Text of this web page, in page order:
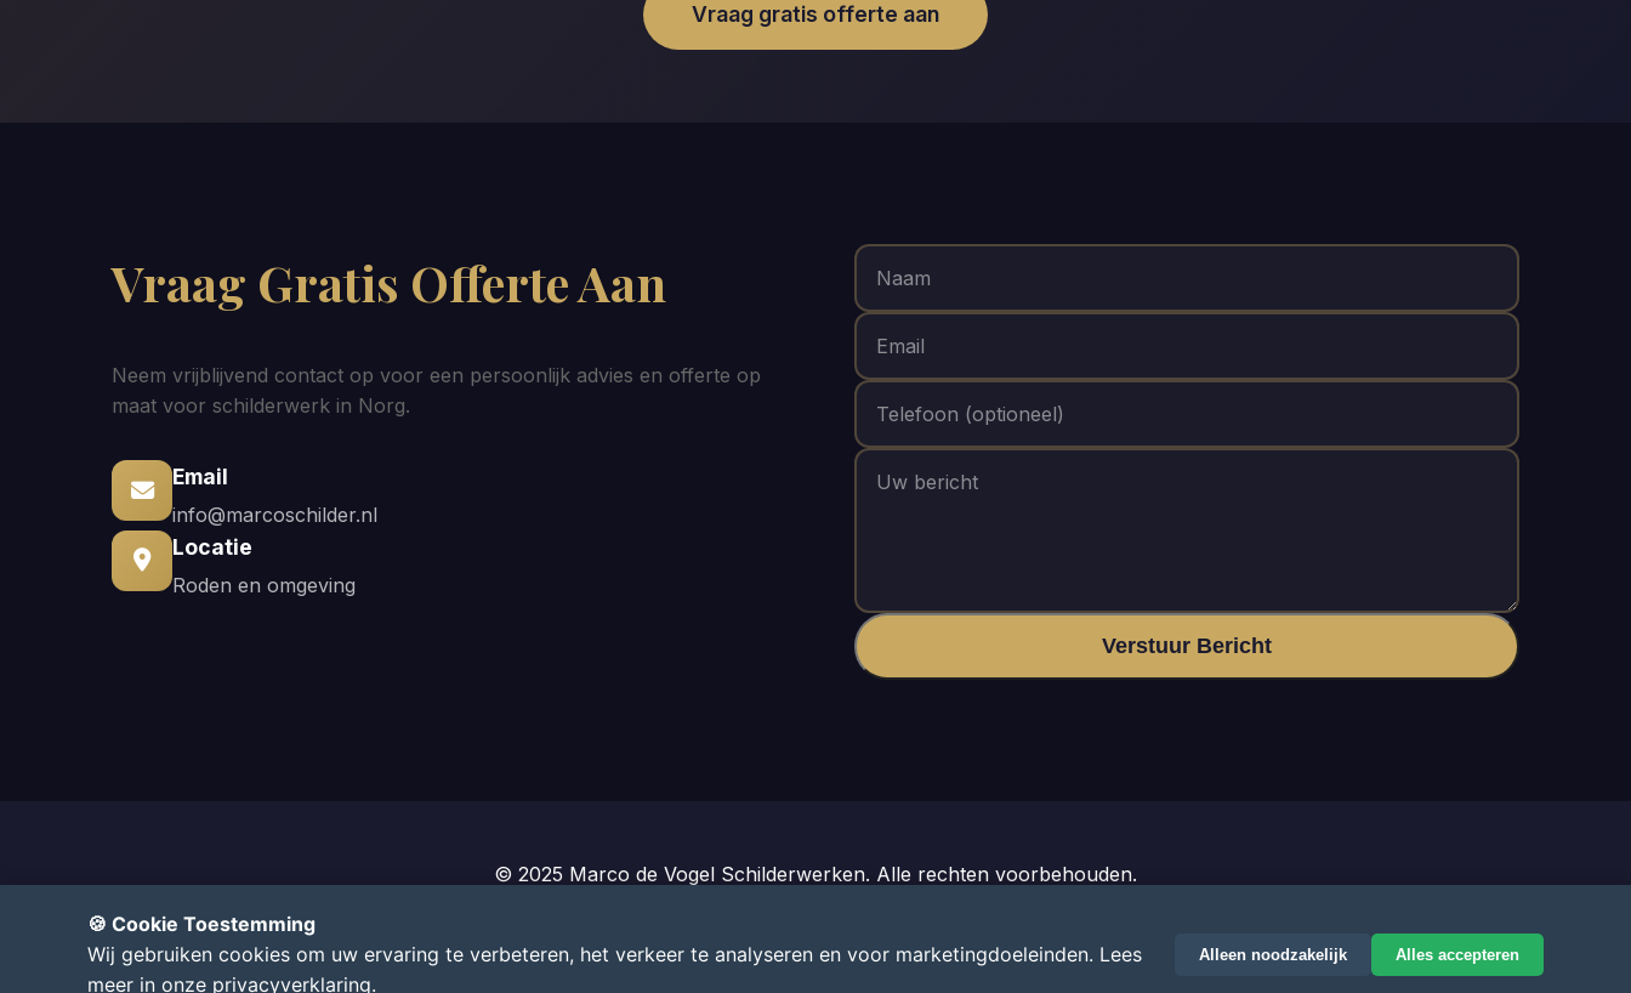
Vraag gratis offerte aan
Vraag Gratis Offerte Aan
Neem vrijblijvend contact op voor een persoonlijk advies en offerte op
maat voor schilderwerk in Norg.
Email
info@marcoschilder.nl
Locatie
Roden en omgeving
Verstuur Bericht
© 2025 Marco de Vogel Schilderwerken. Alle rechten voorbehouden.
Privacybeleid|Algemene Voorwaarden|Cookiebeleid| Admin
🍪 Cookie Toestemming
Wij gebruiken cookies om uw ervaring te verbeteren, het verkeer te analyseren en voor marketingdoeleinden. Lees
meer in onze privacyverklaring.
Alleen noodzakelijk Alles accepteren